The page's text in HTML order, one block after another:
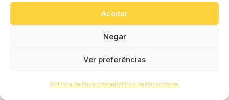
Aceitar
Negar
Ver preferências
Política de PrivacidadePolítica de Privacidade
Giro Paroquial
Movimento de Irmãos da Paróquia São Jorge
celebra 46 anos de oração ininterrupta do
Festa Junina da Paróquia Nossa Senhora da